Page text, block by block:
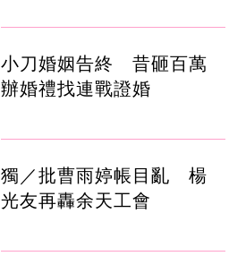
小刀婚姻告終 昔砸百萬
辦婚禮找連戰證婚
獨／批曹雨婷帳目亂 楊
光友再轟余天工會